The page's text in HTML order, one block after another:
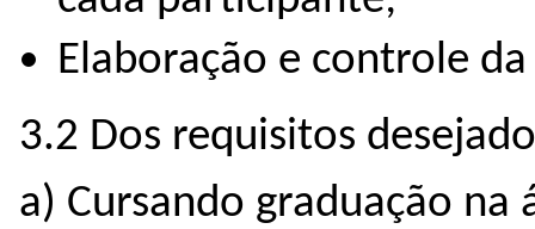
Elaboração e controle
3.2 Dos requisitos
a) Cursando graduação na